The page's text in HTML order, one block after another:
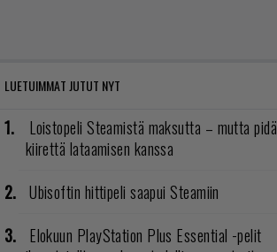
LUETUIMMAT JUTUT NYT
Loistopeli Steamistä maksutta – mutta pidä
kiirettä lataamisen kanssa
Ubisoftin hittipeli saapui Steamiin
Elokuun PlayStation Plus Essential -pelit